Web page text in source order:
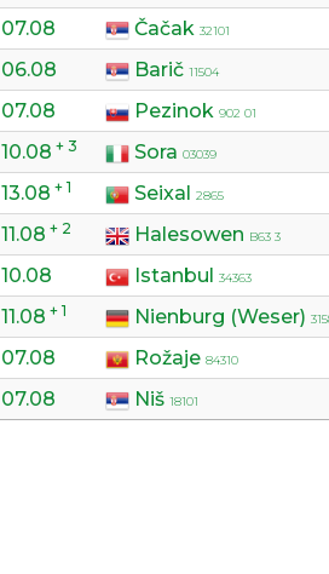
07.08 Čačak 32101
06.08 Barič 11504
07.08 Pezinok 902 01
10.08 + 3 Sora 03039
13.08 + 1 Seixal 2865
11.08 + 2 Halesowen B63 3
10.08 Istanbul 34363
11.08 + 1 Nienburg (Weser)
07.08 Rožaje 84310
07.08 Niš 18101